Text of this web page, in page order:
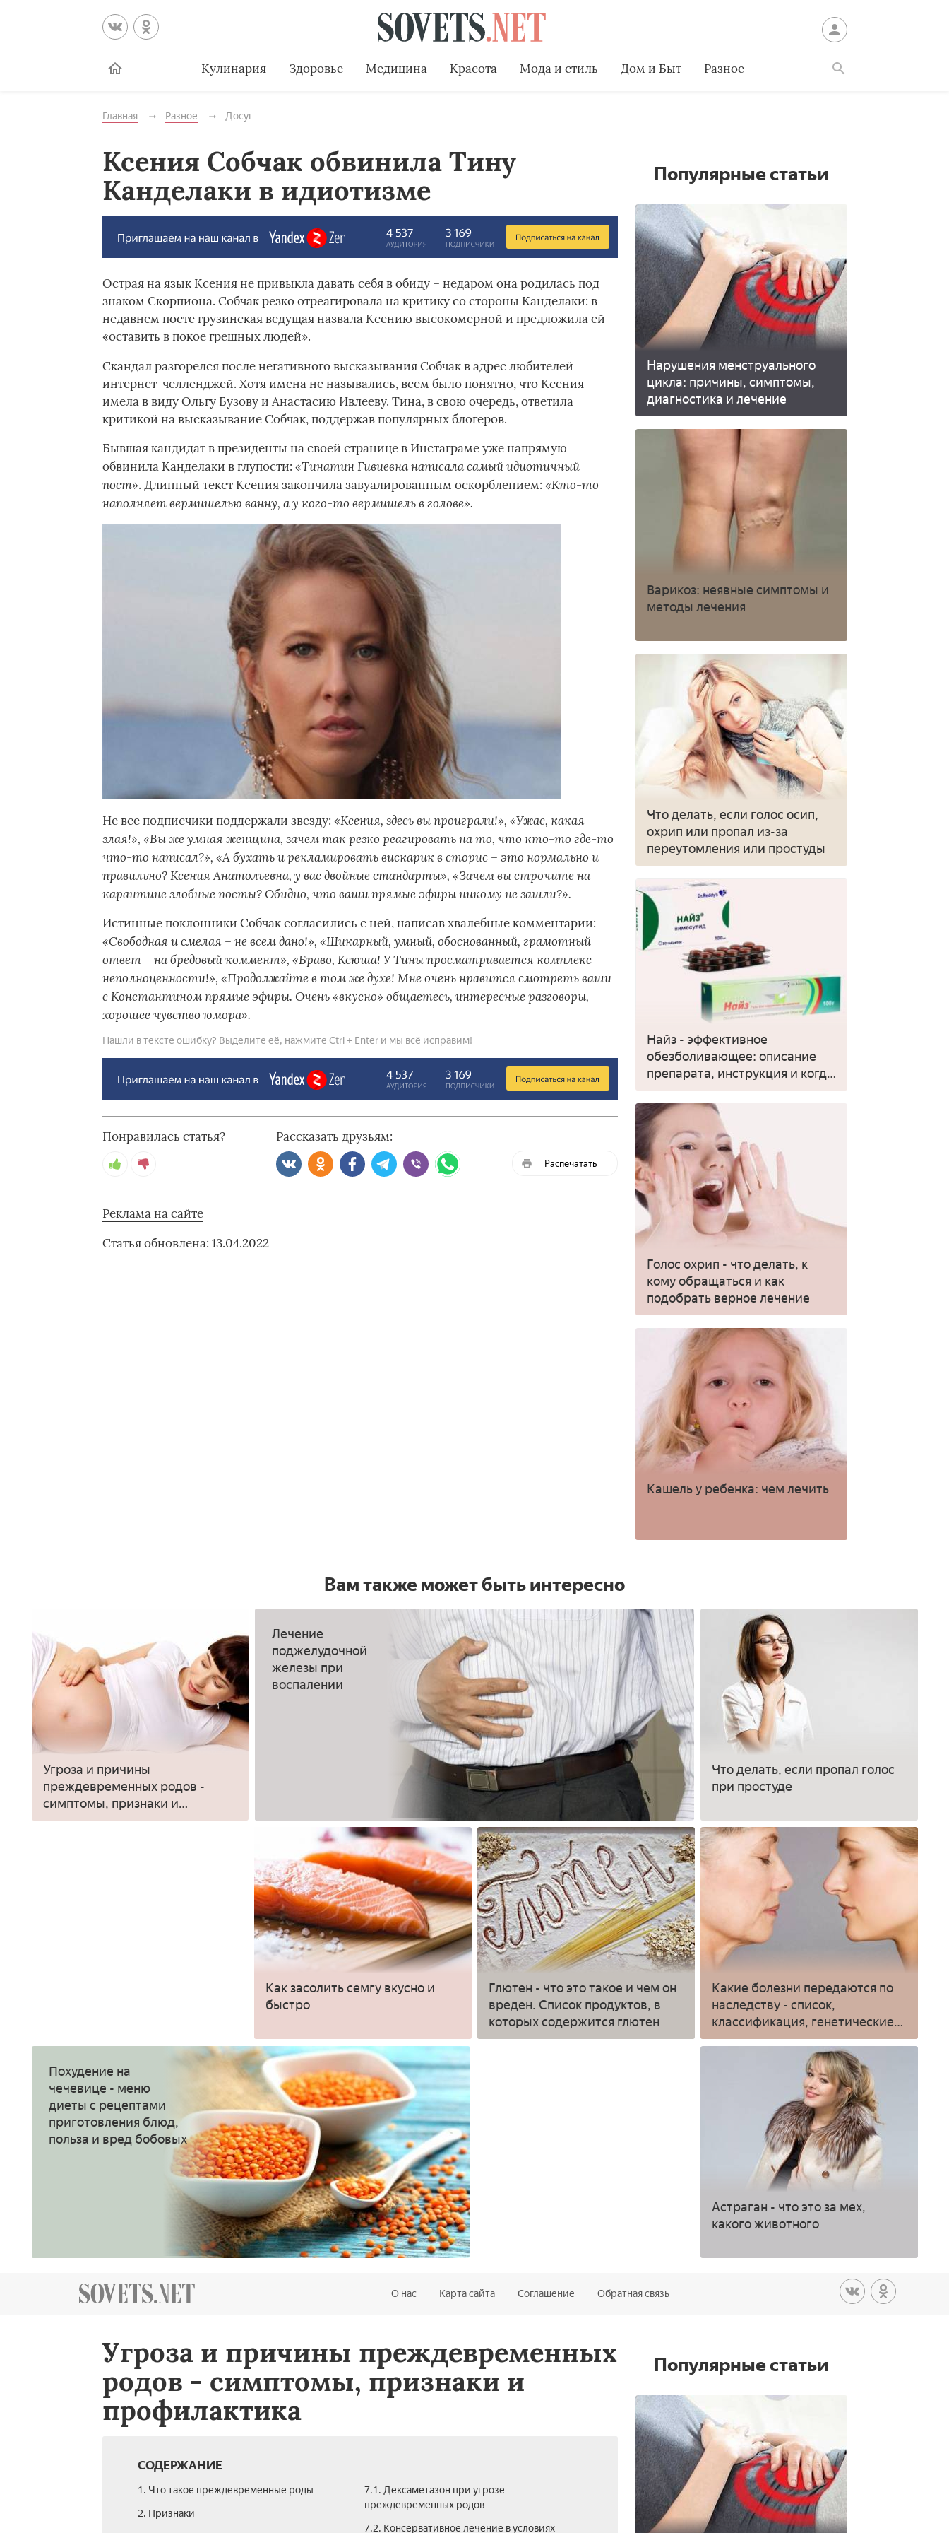
Кулинария Здоровье Медицина Красота Мода и стиль Дом и Быт Разное
Главная Разное Досуг
Ксения Собчак обвинила Тину
Канделаки в идиотизме
Острая на язык Ксения не привыкла давать себя в обиду – недаром она родилась под
знаком Скорпиона. Собчак резко отреагировала на критику со стороны Канделаки: в
недавнем посте грузинская ведущая назвала Ксению высокомерной и предложила ей
«оставить в покое грешных людей».
Скандал разгорелся после негативного высказывания Собчак в адрес любителей
интернет-челленджей. Хотя имена не назывались, всем было понятно, что Ксения
имела в виду Ольгу Бузову и Анастасию Ивлееву. Тина, в свою очередь, ответила
критикой на высказывание Собчак, поддержав популярных блогеров.
Бывшая кандидат в президенты на своей странице в Инстаграме уже напрямую
обвинила Канделаки в глупости: «Тинатин Гивиевна написала самый идиотичный
пост». Длинный текст Ксения закончила завуалированным оскорблением: «Кто-то
наполняет вермишелью ванну, а у кого-то вермишель в голове».
Не все подписчики поддержали звезду: «Ксения, здесь вы проиграли!», «Ужас, какая
злая!», «Вы же умная женщина, зачем так резко реагировать на то, что кто-то где-то
что-то написал?», «А бухать и рекламировать вискарик в сторис – это нормально и
правильно? Ксения Анатольевна, у вас двойные стандарты», «Зачем вы строчите на
карантине злобные посты? Обидно, что ваши прямые эфиры никому не зашли?».
Истинные поклонники Собчак согласились с ней, написав хвалебные комментарии:
«Свободная и смелая – не всем дано!», «Шикарный, умный, обоснованный, грамотный
ответ – на бредовый коммент», «Браво, Ксюша! У Тины просматривается комплекс
неполноценности!», «Продолжайте в том же духе! Мне очень нравится смотреть ваши
с Константином прямые эфиры. Очень «вкусно» общаетесь, интересные разговоры,
хорошее чувство юмора».
Нашли в тексте ошибку? Выделите её, нажмите Ctrl + Enter и мы всё исправим!
Понравилась статья? Рассказать друзьям:
Распечатать
Реклама на сайте
Статья обновлена: 13.04.2022
Популярные статьи
Нарушения менструального
цикла: причины, симптомы,
диагностика и лечение
Варикоз: неявные симптомы и
методы лечения
Что делать, если голос осип,
охрип или пропал из-за
переутомления или простуды
Найз - эффективное
обезболивающее: описание
препарата, инструкция и когда
применять
Голос охрип - что делать, к
кому обращаться и как
подобрать верное лечение
Кашель у ребенка: чем лечить
Вам также может быть интересно
Угроза и причины
преждевременных родов -
симптомы, признаки и
профилактика
Лечение
поджелудочной
железы при
воспалении
Что делать, если пропал голос
при простуде
Как засолить семгу вкусно и
быстро
Глютен - что это такое и чем он
вреден. Список продуктов, в
которых содержится глютен
Какие болезни передаются по
наследству - список,
классификация, генетические
тесты и профилактика
Похудение на
чечевице - меню
диеты с рецептами
приготовления блюд,
польза и вред бобовых
Астраган - что это за мех,
какого животного
О нас Карта сайта Соглашение Обратная связь
Угроза и причины преждевременных
родов - симптомы, признаки и
профилактика
СОДЕРЖАНИЕ
1. Что такое преждевременные роды
2. Признаки
7.1. Дексаметазон при угрозе
преждевременных родов
7.2. Консервативное лечение в условиях
Популярные статьи